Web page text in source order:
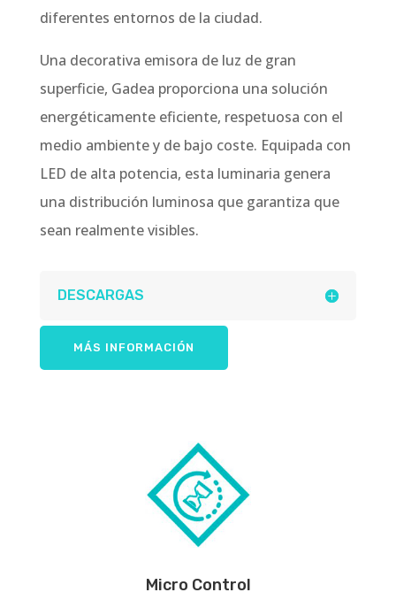
diferentes entornos de la ciudad.
Una decorativa emisora de luz de gran
superficie, Gadea proporciona una solución
energéticamente eficiente, respetuosa con el
medio ambiente y de bajo coste. Equipada con
LED de alta potencia, esta luminaria genera
una distribución luminosa que garantiza que
sean realmente visibles.
DESCARGAS
MÁS INFORMACIÓN
Micro Control